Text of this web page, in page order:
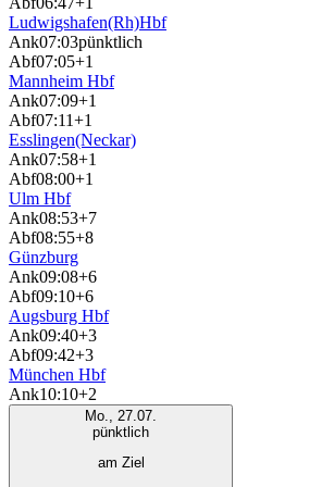
Ludwigshafen(Rh)Hbf
Ank07:03pünktlich
Abf07:05+1
Mannheim Hbf
Ank07:09+1
Abf07:11+1
Esslingen(Neckar)
Ank07:58+1
Abf08:00+1
Ulm Hbf
Ank08:53+7
Abf08:55+8
Günzburg
Ank09:08+6
Abf09:10+6
Augsburg Hbf
Ank09:40+3
Abf09:42+3
München Hbf
Ank10:10+2
Mo., 27.07.
pünktlich
am Ziel